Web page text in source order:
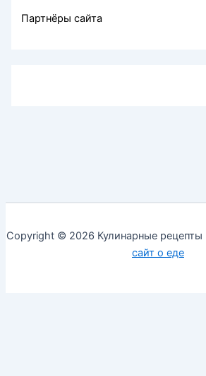
Партнёры сайта
Copyright © 2026 Кулинарные рецепты |
сайт о еде